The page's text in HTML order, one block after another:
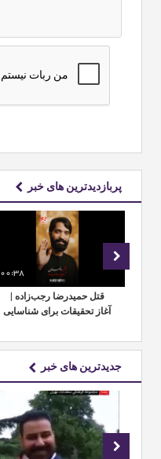
پربازدیدترین های خبر
00:38
قتل حمیدرضا رجب‌زاده |
آغاز تحقیقات برای شناسایی
جدیدترین های خبر